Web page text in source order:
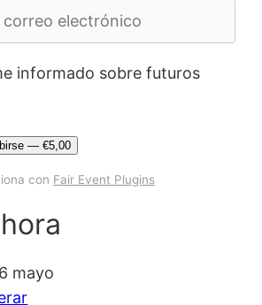
informado sobre futuros
— €5,00
con Fair Event Plugins
mayo